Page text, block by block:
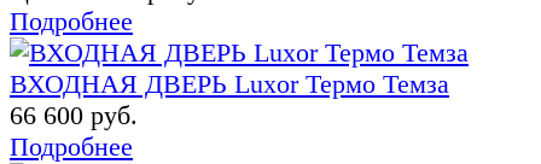
Подробнее
ВХОДНАЯ ДВЕРЬ Luxor Термо Темза
66 600 руб.
Подробнее